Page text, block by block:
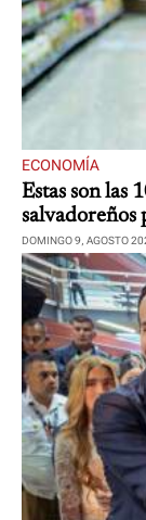
ECONOMÍA
Estas son las
salvadoreños
DOMINGO 9, AGOSTO